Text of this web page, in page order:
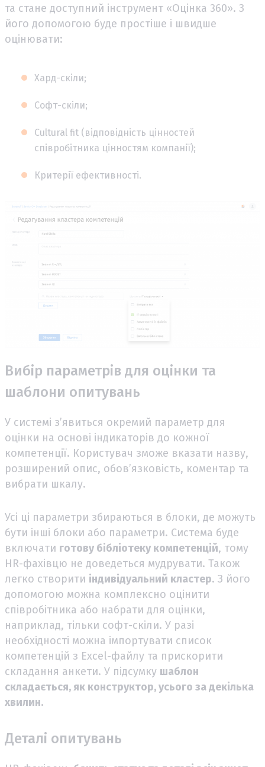
та стане доступний інструмент «Оцінка 360». З
його допомогою буде простіше і швидше
оцінювати:
Хард-скіли;
Софт-скіли;
Cultural fit (відповідність цінностей
співробітника цінностям компанії);
Критерії ефективності.
Вибір параметрів для оцінки та
шаблони опитувань
У системі з’явиться окремий параметр для
оцінки на основі індикаторів до кожної
компетенції. Користувач зможе вказати назву,
розширений опис, обов’язковість, коментар та
вибрати шкалу.
Усі ці параметри збираються в блоки, де можуть
бути інші блоки або параметри. Система буде
включати готову бібліотеку компетенцій, тому
HR-фахівцю не доведеться мудрувати. Також
легко створити індивідуальний кластер. З його
допомогою можна комплексно оцінити
співробітника або набрати для оцінки,
наприклад, тільки софт-скіли. У разі
необхідності можна імпортувати список
компетенцій з Excel-файлу та прискорити
складання анкети. У підсумку шаблон
складається, як конструктор, усього за декілька
хвилин.
Деталі опитувань